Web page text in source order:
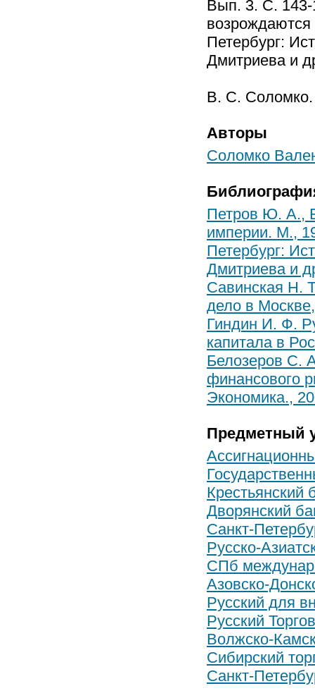
Вып. 3. С. 143-
Петербург:
Дмитриева и
В. С. Соломко.
Авторы
Соломко
Петров Ю. А.,
империи. М.,
Петербург:
Дмитриева и
Савинская Н.
дело в
Гиндин И. Ф.
капитала в
Белозеров С.
финансового
Экономика.,
Предметный
Крестьянский
Дворянский
Санкт-
Русско-
СПб
Азовско-
Русский для
Русский
Волжско-
Сибирский
Санкт-